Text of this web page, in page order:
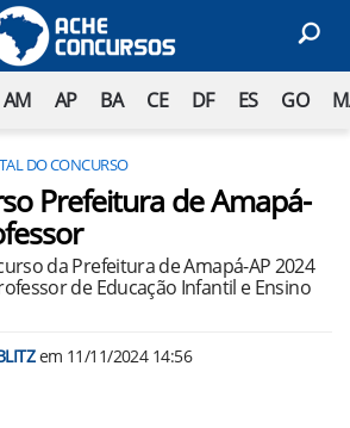
AM AP BA CE DF ES GO
DO CONCURSO
Prefeitura de Amapá-
da Prefeitura de Amapá-AP 2024
de Educação Infantil e Ensino
em 11/11/2024 14:56